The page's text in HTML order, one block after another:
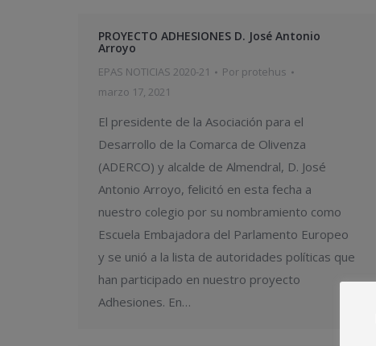
PROYECTO ADHESIONES D. José Antonio
Arroyo
EPAS NOTICIAS 2020-21 Por protehus
marzo 17, 2021
El presidente de la Asociación para el
Desarrollo de la Comarca de Olivenza
(ADERCO) y alcalde de Almendral, D. José
Antonio Arroyo, felicitó en esta fecha a
nuestro colegio por su nombramiento como
Escuela Embajadora del Parlamento Europeo
y se unió a la lista de autoridades políticas que
han participado en nuestro proyecto
Adhesiones. En…